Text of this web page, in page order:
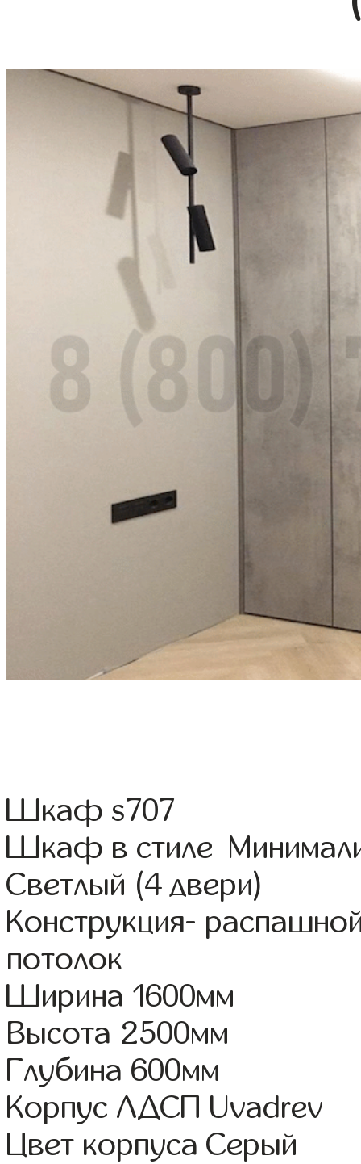
Шкаф s707
Шкаф в стиле
Светлый (4 двери)
Конструкция-
потолок
Ширина 1600мм
Высота 2500мм
Глубина 600мм
Корпус ЛДСП Uvadrev
Цвет корпуса Серый